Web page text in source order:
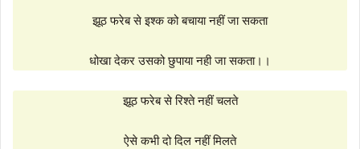
झूठ फरेब से इश्क को बचाया नहीं जा सकता
धोखा देकर उसको छुपाया नही जा सकता।।
झूठ फरेब से रिश्ते नहीं चलते
ऐसे कभी दो दिल नहीं मिलते